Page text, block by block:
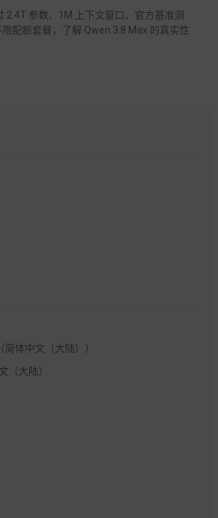
2.4T 参数、1M 上下文窗口、官方基准测
配额套餐，了解 Qwen 3.8 Max 的真实性
体中文（大陆））
（大陆）